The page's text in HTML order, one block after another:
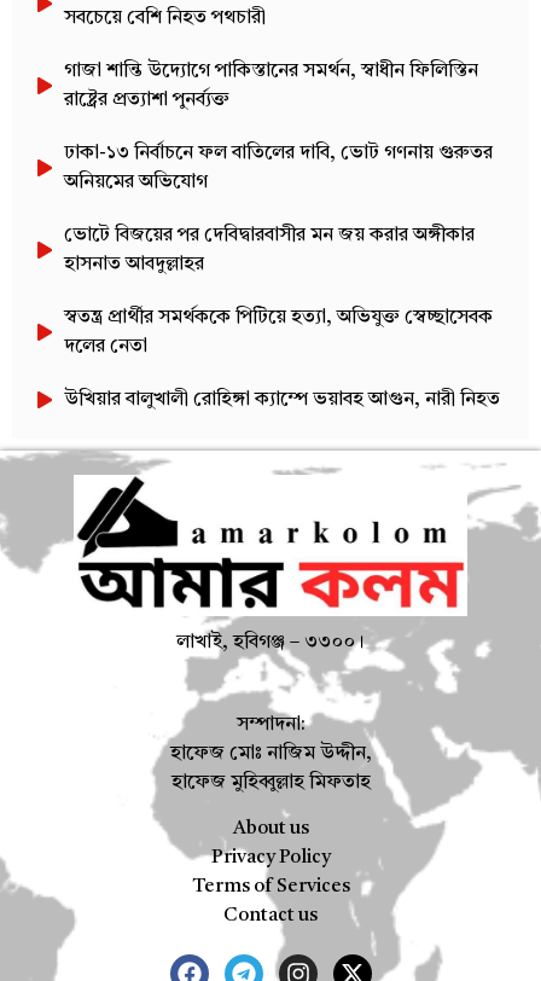
সবচেয়ে বেশি নিহত পথচারী
গাজা শান্তি উদ্যোগে পাকিস্তানের সমর্থন, স্বাধীন ফিলিস্তিন
রাষ্ট্রের প্রত্যাশা পুনর্ব্যক্ত
ঢাকা-১৩ নির্বাচনে ফল বাতিলের দাবি, ভোট গণনায় গুরুতর
অনিয়মের অভিযোগ
ভোটে বিজয়ের পর দেবিদ্বারবাসীর মন জয় করার অঙ্গীকার
হাসনাত আবদুল্লাহর
স্বতন্ত্র প্রার্থীর সমর্থককে পিটিয়ে হত্যা, অভিযুক্ত স্বেচ্ছাসেবক
দলের নেতা
উখিয়ার বালুখালী রোহিঙ্গা ক্যাম্পে ভয়াবহ আগুন, নারী নিহত
লাখাই, হবিগঞ্জ – ৩৩০০।
সম্পাদনা:
হাফেজ মোঃ নাজিম উদ্দীন,
হাফেজ মুহিব্বুল্লাহ মিফতাহ
About us
Privacy Policy
Terms of Services
Contact us